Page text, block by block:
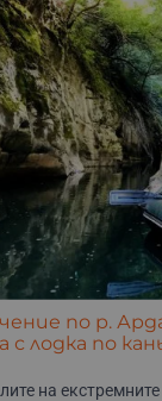
по р.
с лодка по
на